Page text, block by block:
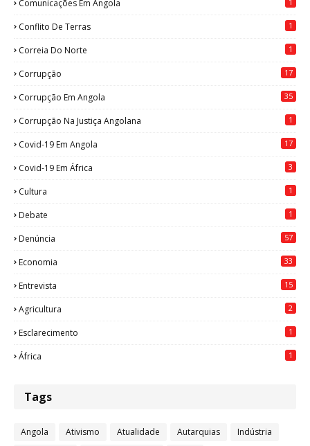
Comunicações Em Angola
Conflito De Terras 1
Correia Do Norte 1
Corrupção 17
Corrupção Em Angola 35
Corrupção Na Justiça Angolana 1
Covid-19 Em Angola 17
Covid-19 Em África 3
Cultura 1
Debate 1
Denúncia 57
Economia 33
Entrevista 15
Agricultura 2
Esclarecimento 1
África 1
Tags
Angola Ativismo Atualidade Autarquias
Indústria